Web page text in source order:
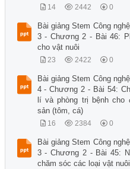
14 2442 0
Bài giảng Stem Công
3 - Chương 2 - Bài 46:
cho vật nuôi
23 2422 0
Bài giảng Stem Công
4 - Chương 2 - Bài 54:
lí và phòng trị bệnh cho
sản (tôm, cá)
16 2384 0
Bài giảng Stem Công
3 - Chương 2 - Bài 45:
chăm sóc các loại vật nuôi